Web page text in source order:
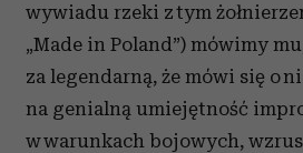
wywiadu rzeki z tym
„Made in Poland”) mówimy
za legendarną, że mówi się o
na genialną umiejętność
w warunkach bojowych,